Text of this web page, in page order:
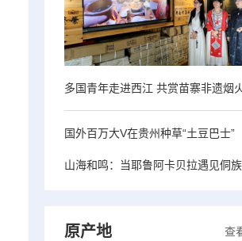
多国青年走进西江 共赏苗寨非遗烟
国外百万大V在贵州种草“土豆巴士”
山海和鸣：当耶鲁阿卡贝拉遇见侗
查
原产地